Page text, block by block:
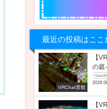
最近の投稿はここ
VRChat景観
【
の庭
Quest
【